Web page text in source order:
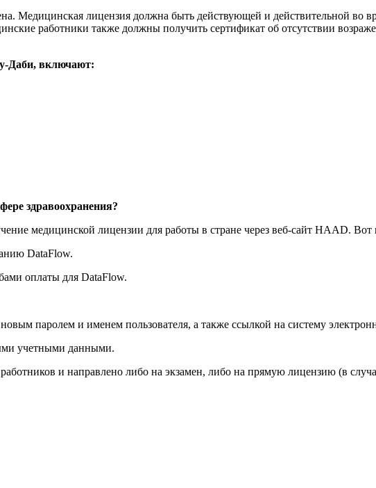
Медицинская лицензия должна быть действующей и действительной во
работники также должны получить сертификат об отсутствии
Даби, включают:
здравоохранения?
медицинской лицензии для работы в стране через веб-сайт HAAD.
DataFlow.
оплаты для DataFlow.
паролем и именем пользователя, а также ссылкой на систему
учетными данными.
и направлено либо на экзамен, либо на прямую лицензию (в